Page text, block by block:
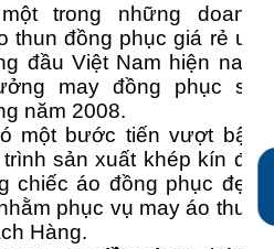
trong những doanh
đồng phục giá rẻ uy
đầu Việt Nam hiện nay.
may đồng phục số
năm 2008.
một bước tiến vượt bậc
sản xuất khép kín để
chiếc áo đồng phục đẹp
phục vụ may áo thun
Hàng.